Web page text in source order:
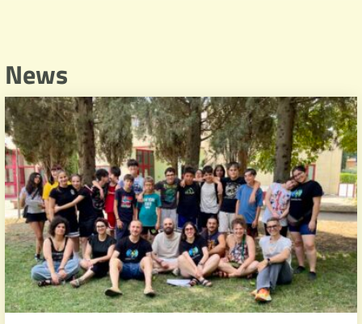
News